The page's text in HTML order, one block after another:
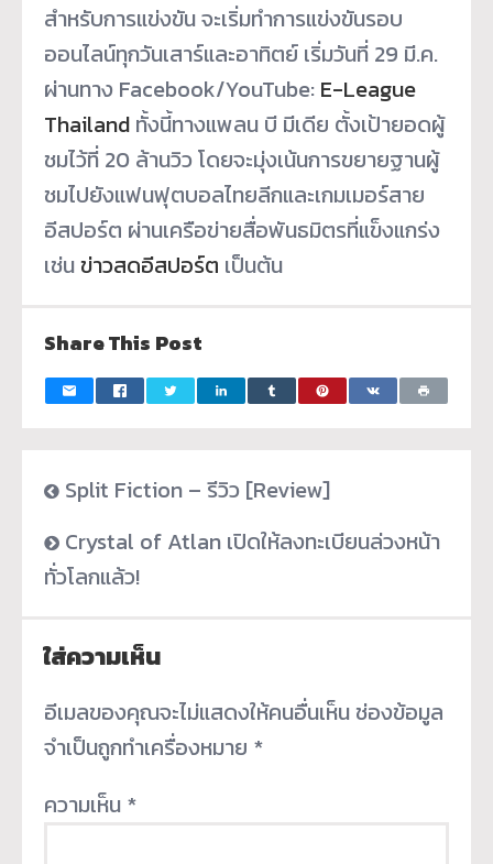
สำหรับการแข่งขัน จะเริ่มทำการแข่งขันรอบ
ออนไลน์ทุกวันเสาร์และอาทิตย์ เริ่มวันที่ 29 มี.ค.
ผ่านทาง Facebook/YouTube: E-League
Thailand ทั้งนี้ทางแพลน บี มีเดีย ตั้งเป้ายอดผู้
ชมไว้ที่ 20 ล้านวิว โดยจะมุ่งเน้นการขยายฐานผู้
ชมไปยังแฟนฟุตบอลไทยลีกและเกมเมอร์สาย
อีสปอร์ต ผ่านเครือข่ายสื่อพันธมิตรที่แข็งแกร่ง
เช่นข่าวสดอีสปอร์ต เป็นต้น
Share This Post
Split Fiction – รีวิว [Review]
Crystal of Atlan เปิดให้ลงทะเบียนล่วงหน้า
ทั่วโลกแล้ว!
ใส่ความเห็น
อีเมลของคุณจะไม่แสดงให้คนอื่นเห็น ช่องข้อมูล
จำเป็นถูกทำเครื่องหมาย *
ความเห็น *